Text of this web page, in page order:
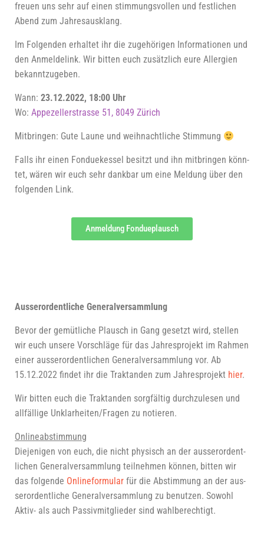
freu­en uns sehr auf einen stim­mungsvol­len und fest­li­chen
Abend zum Jahresausklang.
Im Fol­gen­den erhal­tet ihr die zuge­hö­ri­gen Infor­ma­tio­nen und
den Anmel­de­link. Wir bit­ten euch zusätz­lich eure All­er­gien
bekanntzugeben.
Wann: 23.12.2022, 18:00 Uhr
Wo: Appe­ze­l­ler­stras­se 51, 8049 Zürich
Mit­brin­gen: Gute Lau­ne und weih­nacht­li­che Stimmung
Falls ihr einen Fon­due­kes­sel besitzt und ihn mit­brin­gen könn­
tet, wären wir euch sehr dank­bar um eine Mel­dung über den
fol­gen­den Link.
Anmel­dung Fondueplausch
Aus­ser­or­dent­li­che Generalversammlung
Bevor der gemüt­li­che Plausch in Gang gesetzt wird, stel­len
wir euch unse­re Vor­schlä­ge für das Jah­res­pro­jekt im Rah­men
einer aus­ser­or­dent­li­chen Gene­ral­ver­samm­lung vor. Ab
15.12.2022 fin­det ihr die Trak­tan­den zum Jah­res­pro­jekt hier.
Wir bit­ten euch die Trak­tan­den sorg­fäl­tig durch­zu­le­sen und
all­fäl­li­ge Unklarheiten/Fragen zu notieren.
Online­ab­stim­mung
Die­je­ni­gen von euch, die nicht phy­sisch an der aus­ser­or­dent­
li­chen Gene­ral­ver­samm­lung teil­neh­men kön­nen, bit­ten wir
das fol­gen­de Online­for­mu­lar für die Abstim­mung an der aus­
ser­or­dent­li­che Gene­ral­ver­samm­lung zu benut­zen. Sowohl
Aktiv- als auch Pas­siv­mit­glie­der sind wahl­be­rech­tigt.